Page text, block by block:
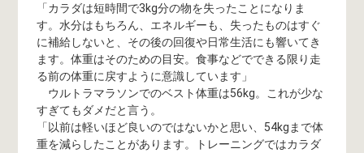
「カラダは短時間で3kg分の物を失ったことになりま
す。水分はもちろん、エネルギーも、失ったものはすぐ
に補給しないと、その後の回復や日常生活にも響いてき
ます。体重はそのための目安。食事などでできる限り走
る前の体重に戻すように意識しています」
ウルトラマラソンでのベスト体重は56kg。これが少な
すぎてもダメだと言う。
「以前は軽いほど良いのではないかと思い、54kgまで体
重を減らしたことがあります。トレーニングではカラダ